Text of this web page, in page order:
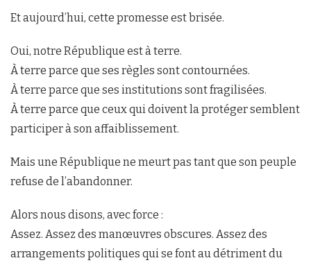
Et aujourd’hui, cette promesse est brisée.
Oui, notre République est à terre.
À terre parce que ses règles sont contournées.
À terre parce que ses institutions sont fragilisées.
À terre parce que ceux qui doivent la protéger semblent
participer à son affaiblissement.
Mais une République ne meurt pas tant que son peuple
refuse de l’abandonner.
Alors nous disons, avec force :
Assez. Assez des manœuvres obscures. Assez des
arrangements politiques qui se font au détriment du